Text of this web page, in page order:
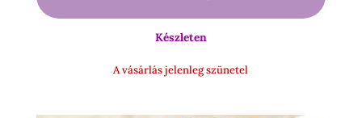
500 Ft
Készleten
A vásárlás jelenleg szünetel